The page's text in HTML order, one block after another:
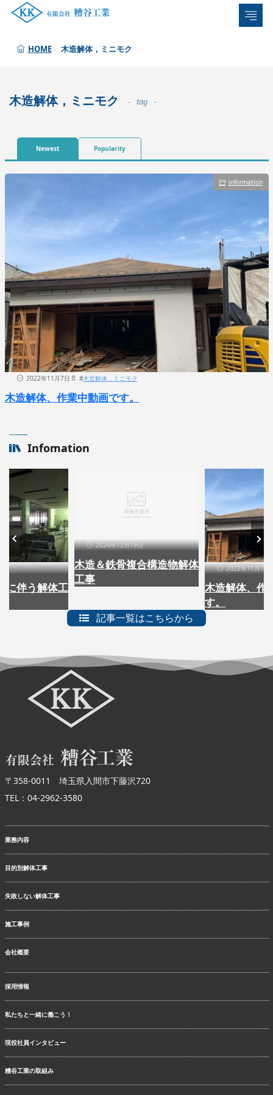
HOME 木造解体，ミニモク
木造解体，ミニモク tag
Newest Popularity
information
2022年11月7日 #木造解体，ミニモク
木造解体、作業中動画です。
Infomation
に伴う解体工
2024年12月19日
木造＆鉄骨複合構造物解体
工事
2022年11月7日
木造解体、作
す。
記事一覧はこちらから
〒358-0011 埼玉県入間市下藤沢720
TEL：04-2962-3580
業務内容
目的別解体工事
失敗しない解体工事
施工事例
会社概要
採用情報
私たちと一緒に働こう！
現役社員インタビュー
糟谷工業の取組み